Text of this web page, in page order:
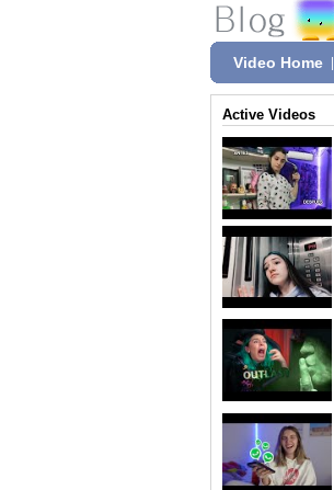
Video Home
Active Videos